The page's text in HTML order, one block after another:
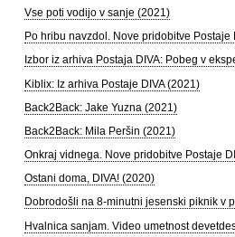
Vse poti vodijo v sanje (2021)
Po hribu navzdol. Nove pridobitve Postaje
Izbor iz arhiva Postaja DIVA: Pobeg v
Kiblix: Iz arhiva Postaje DIVA (2021)
Back2Back: Jake Yuzna (2021)
Back2Back: Mila Peršin (2021)
Onkraj vidnega. Nove pridobitve Postaje
Ostani doma, DIVA! (2020)
Dobrodošli na 8-minutni jesenski piknik v
Hvalnica sanjam. Video umetnost